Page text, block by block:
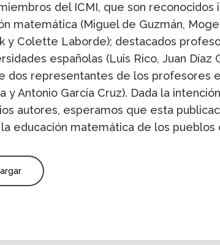
del ICMI, que son reconocidos
matemática (Miguel de Guzmán,
y Colette Laborde); destacados
españolas (Luis Rico, Juan Díaz
dos representantes de los profesores
y Antonio García Cruz). Dada la
autores, esperamos que esta
educación matemática de los pueblos